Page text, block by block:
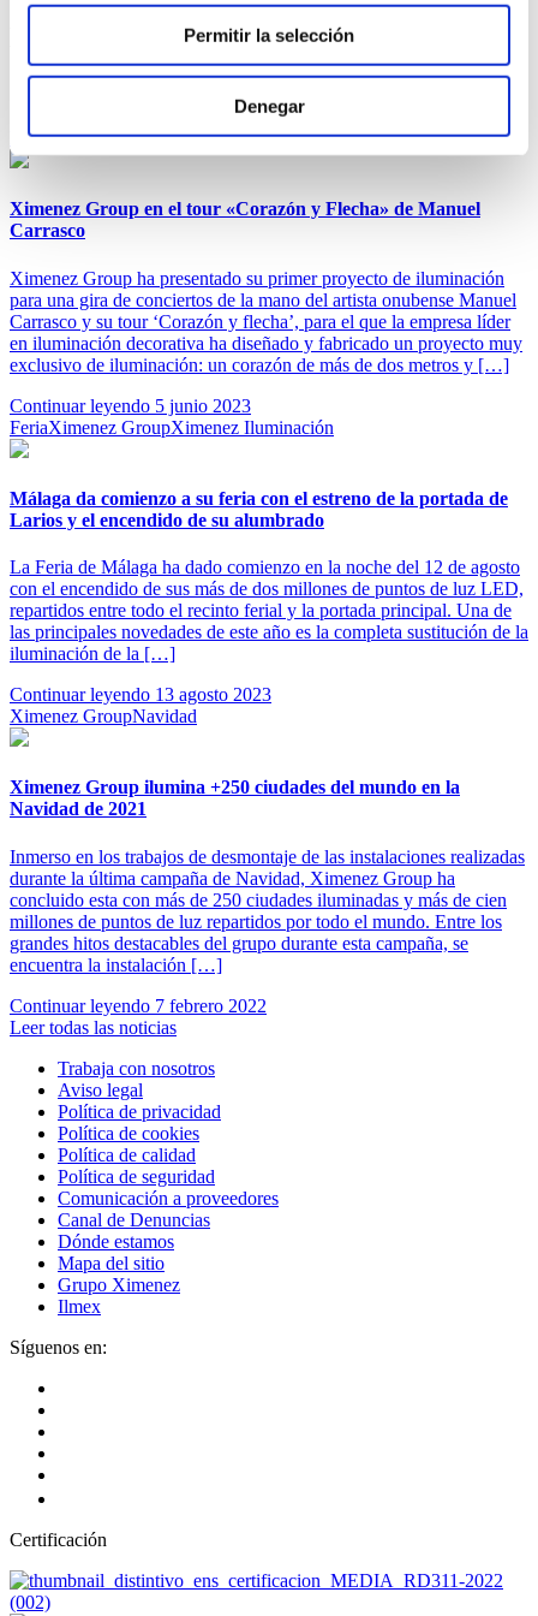
Permitir la selección
Denegar
Proyectos EspecialesIlmexXimenez Group
Ximenez Group en el tour «Corazón y Flecha» de Manuel
Carrasco
Ximenez Group ha presentado su primer proyecto de iluminación
para una gira de conciertos de la mano del artista onubense Manuel
Carrasco y su tour ‘Corazón y flecha’, para el que la empresa líder
en iluminación decorativa ha diseñado y fabricado un proyecto muy
exclusivo de iluminación: un corazón de más de dos metros y […]
Continuar leyendo 5 junio 2023
FeriaXimenez GroupXimenez Iluminación
Málaga da comienzo a su feria con el estreno de la portada de
Larios y el encendido de su alumbrado
La Feria de Málaga ha dado comienzo en la noche del 12 de agosto
con el encendido de sus más de dos millones de puntos de luz LED,
repartidos entre todo el recinto ferial y la portada principal. Una de
las principales novedades de este año es la completa sustitución de la
iluminación de la […]
Continuar leyendo 13 agosto 2023
Ximenez GroupNavidad
Ximenez Group ilumina +250 ciudades del mundo en la
Navidad de 2021
Inmerso en los trabajos de desmontaje de las instalaciones realizadas
durante la última campaña de Navidad, Ximenez Group ha
concluido esta con más de 250 ciudades iluminadas y más de cien
millones de puntos de luz repartidos por todo el mundo. Entre los
grandes hitos destacables del grupo durante esta campaña, se
encuentra la instalación […]
Continuar leyendo 7 febrero 2022
Leer todas las noticias
Trabaja con nosotros
Aviso legal
Política de privacidad
Política de cookies
Política de calidad
Política de seguridad
Comunicación a proveedores
Canal de Denuncias
Dónde estamos
Mapa del sitio
Grupo Ximenez
Ilmex
Síguenos en:
Certificación